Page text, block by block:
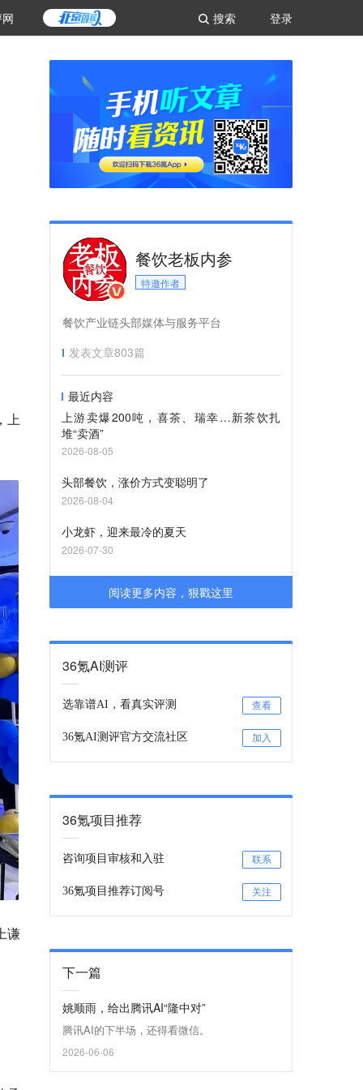
登录
搜索
上
谦
餐饮老板内参
特邀作者
餐饮产业链头部媒体与服务平台
发表文章803篇
最近内容
上游卖爆200吨，喜茶、瑞幸…新茶饮扎
堆“卖酒”
2026-08-05
头部餐饮，涨价方式变聪明了
2026-08-04
小龙虾，迎来最冷的夏天
2026-07-30
阅读更多内容，狠戳这里
36氪AI测评
选靠谱AI，看真实评测 查看
36氪AI测评官方交流社区 加入
36氪项目推荐
咨询项目审核和入驻 联系
36氪项目推荐订阅号 关注
下一篇
姚顺雨，给出腾讯AI“隆中对”
腾讯AI的下半场，还得看微信。
2026-06-06